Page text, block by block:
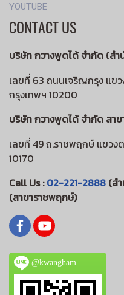
YOUTUBE
CONTACT US
บริษัท กวางพูดได้ จำกัด (ส
เลขที่ 63 ถนนเจริญกรุง แข
กรุงเทพฯ 10200
บริษัท กวางพูดได้ จำกัด สา
เลขที่ 49 ถ.ราชพฤกษ์ แขว
10170
Call Us :02-221-2888 (ส
(สาขาราชพฤกษ์)
@kwangham